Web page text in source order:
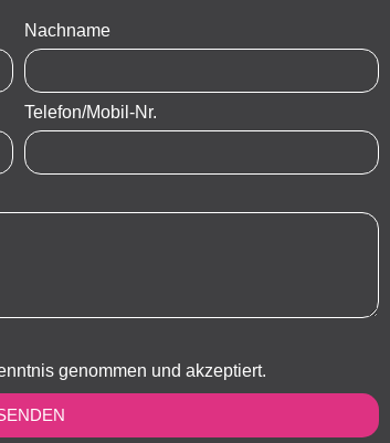
Nachname
Telefon/Mobil-Nr.
genommen und akzeptiert.